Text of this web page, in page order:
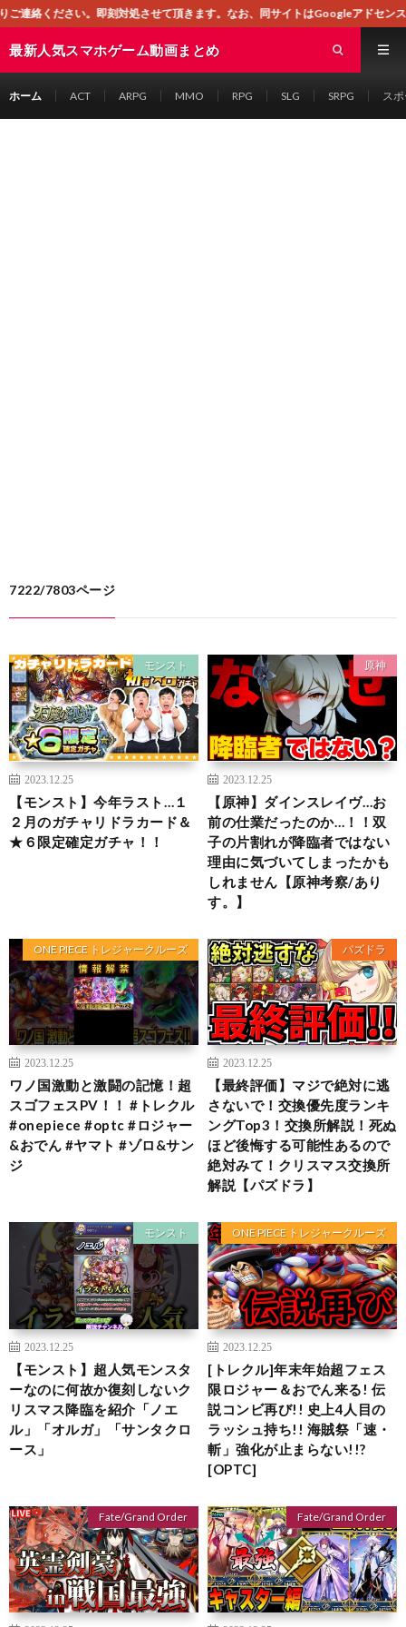
刻対処させて頂きます。なお、同サイトはGoogleアドセンスによる広告を掲
最新人気スマホゲーム動画まとめ
ホーム ACT ARPG MMO RPG SLG SRPG ス
7222/7803ページ
モンスト
2023.12.25
【モンスト】今年ラスト…１
２月のガチャリドラカード＆
★６限定確定ガチャ！！
原神
2023.12.25
【原神】ダインスレイヴ…お
前の仕業だったのか…！！双
子の片割れが降臨者ではない
理由に気づいてしまったかも
しれません【原神考察/あり
す。】
ONE PIECE トレジャークルーズ
2023.12.25
ワノ国激動と激闘の記憶！超
スゴフェスPV！！ #トレクル
#onepiece #optc #ロジャー
&おでん #ヤマト #ゾロ&サン
ジ
パズドラ
2023.12.25
【最終評価】マジで絶対に逃
さないで！交換優先度ランキ
ングTop3！交換所解説！死ぬ
ほど後悔する可能性あるので
絶対みて！クリスマス交換所
解説【パズドラ】
モンスト
2023.12.25
【モンスト】超人気モンスタ
ーなのに何故か復刻しないク
リスマス降臨を紹介「ノエ
ル」「オルガ」「サンタクロ
ース」
ONE PIECE トレジャークルーズ
2023.12.25
[トレクル]年末年始超フェス
限ロジャー＆おでん来る! 伝
説コンビ再び!! 史上4人目の
ラッシュ持ち!! 海賊祭「速・
斬」強化が止まらない!!?
[OPTC]
Fate/Grand Order Fate/Grand Order